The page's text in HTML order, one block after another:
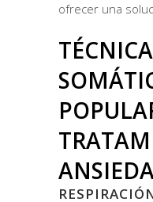
ofrecer una